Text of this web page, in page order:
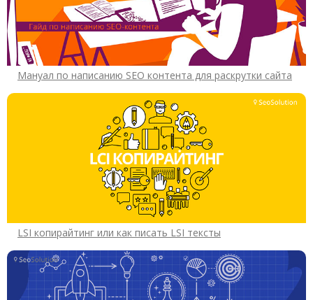
Мануал по написанию SEO контента для раскрутки сайта
LSI копирайтинг или как писать LSI тексты